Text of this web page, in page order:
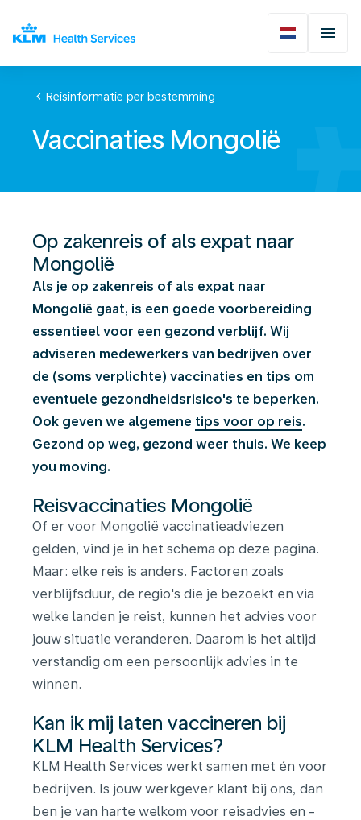
chevron_left Reisinformatie per bestemming
Vaccinaties Mongolië
Op zakenreis of als expat naar
Mongolië
Als je op zakenreis of als expat naar
Mongolië gaat, is een goede voorbereiding
essentieel voor een gezond verblijf. Wij
adviseren medewerkers van bedrijven over
de (soms verplichte) vaccinaties en tips om
eventuele gezondheidsrisico's te beperken.
Ook geven we algemene tips voor op reis.
Gezond op weg, gezond weer thuis. We keep
you moving.
Reisvaccinaties Mongolië
Of er voor Mongolië vaccinatieadviezen
gelden, vind je in het schema op deze pagina.
Maar: elke reis is anders. Factoren zoals
verblijfsduur, de regio's die je bezoekt en via
welke landen je reist, kunnen het advies voor
jouw situatie veranderen. Daarom is het altijd
verstandig om een persoonlijk advies in te
winnen.
Kan ik mij laten vaccineren bij
KLM Health Services?
KLM Health Services werkt samen met én voor
bedrijven. Is jouw werkgever klant bij ons, dan
ben je van harte welkom voor reisadvies en -